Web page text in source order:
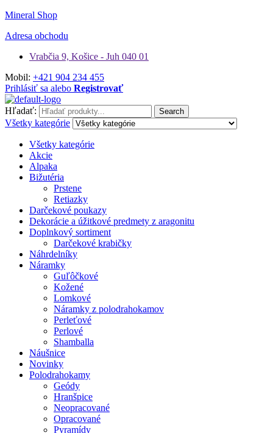
Mineral Shop
Adresa obchodu
Vrabčia 9, Košice - Juh 040 01
Mobil: +421 904 234 455
Prihlásiť sa alebo Registrovať
Hľadať: Search
Všetky kategórie
Všetky kategórie
Akcie
Alpaka
Bižutéria
Prstene
Retiazky
Darčekové poukazy
Dekorácie a úžitkové predmety z aragonitu
Doplnkový sortiment
Darčekové krabičky
Náhrdelníky
Náramky
Guľôčkové
Kožené
Lomkové
Náramky z polodrahokamov
Perleťové
Perlové
Shamballa
Náušnice
Novinky
Polodrahokamy
Geódy
Hranšpice
Neopracované
Opracované
Pyramídy